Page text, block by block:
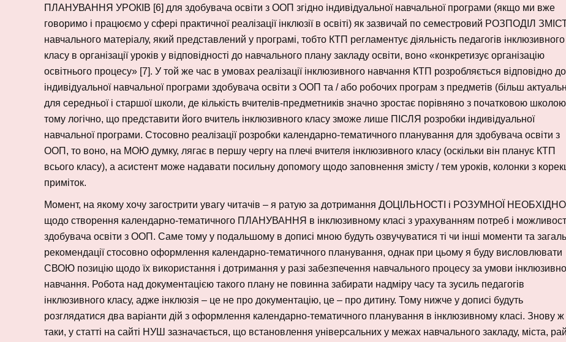
ПЛАНУВАННЯ УРОКІВ [6] для здобувача освіти з ООП згідно індивідуальної навчальної програми (якщо ми вже
говоримо і працюємо у сфері практичної реалізації інклюзії в освіті) як зазвичай по семестровий РОЗПОДІЛ
навчального матеріалу, який представлений у програмі, тобто КТП регламентує діяльність педагогів інклюзивного
класу в організації уроків у відповідності до навчального плану закладу освіти, воно «конкретизує організацію
освітнього процесу» [7]. У той же час в умовах реалізації інклюзивного навчання КТП розробляється відповідно до
індивідуальної навчальної програми здобувача освіти з ООП та / або робочих програм з предметів (більш
для середньої і старшої школи, де кількість вчителів-предметників значно зростає порівняно з початковою
тому логічно, що представити його вчитель інклюзивного класу зможе лише ПІСЛЯ розробки індивідуальної
навчальної програми. Стосовно реалізації розробки календарно-тематичного планування для здобувача освіти з
ООП, то воно, на МОЮ думку, лягає в першу чергу на плечі вчителя інклюзивного класу (оскільки він планує КТП
всього класу), а асистент може надавати посильну допомогу щодо заповнення змісту / тем уроків, колонки з
приміток.
Момент, на якому хочу загострити увагу читачів – я ратую за дотримання ДОЦІЛЬНОСТІ і РОЗУМНОЇ
щодо створення календарно-тематичного ПЛАНУВАННЯ в інклюзивному класі з урахуванням потреб і
здобувача освіти з ООП. Саме тому у подальшому в дописі мною будуть озвучуватися ті чи інші моменти та
рекомендації стосовно оформлення календарно-тематичного планування, однак при цьому я буду висловлювати
СВОЮ позицію щодо їх використання і дотримання у разі забезпечення навчального процесу за умови
навчання. Робота над документацією такого плану не повинна забирати надміру часу та зусиль педагогів
інклюзивного класу, адже інклюзія – це не про документацію, це – про дитину. Тому нижче у дописі будуть
розглядатися два варіанти дій з оформлення календарно-тематичного планування в інклюзивному класі. Знову ж
таки, у статті на сайті НУШ зазначається, що встановлення універсальних у межах навчального закладу, міста,